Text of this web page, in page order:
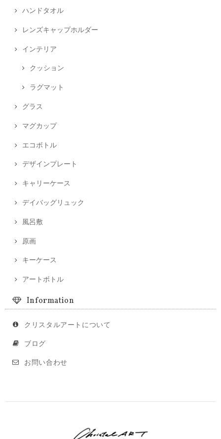
ハンドタオル
レンズキャップホルダー
インテリア
クッション
ラグマット
グラス
マグカップ
エコボトル
デザインプレート
キャリーケース
デイバッグリュック
風呂敷
原画
キーケース
アートボトル
Information
クリスタルアートについて
ブログ
お問い合わせ